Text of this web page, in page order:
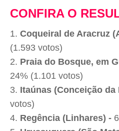
CONFIRA O
Coqueiral de Aracruz
(1.593 votos)
Praia do Bosque, em
24% (1.101 votos)
Itaúnas (Conceição da
votos)
Regência (Linhares) -